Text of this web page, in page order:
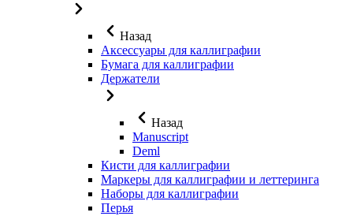
Назад
Аксессуары для каллиграфии
Бумага для каллиграфии
Держатели
Назад
Manuscript
Deml
Кисти для каллиграфии
Маркеры для каллиграфии и леттеринга
Наборы для каллиграфии
Перья